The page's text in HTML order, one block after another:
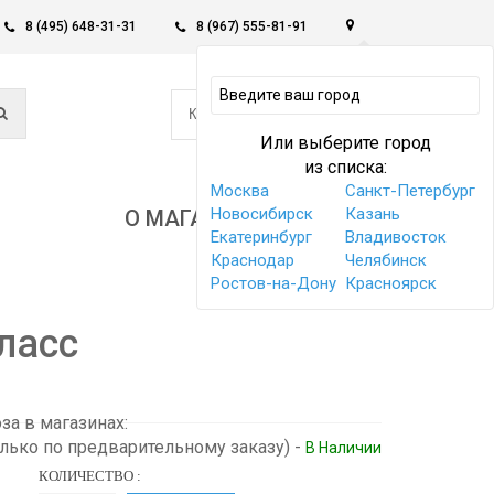
8 (495) 648-31-31 8 (967) 555-81-91
Или выберите город
из списка:
Москва
Санкт-Петербург
Новосибирск
Казань
Екатеринбург
Владивосток
Краснодар
Челябинск
Ростов-на-Дону Красноярск
КОРЗИНА -
0
О МАГАЗИНЕ
в магазинах:
по предварительному заказу) - В Наличии
КОЛИЧЕСТВО :